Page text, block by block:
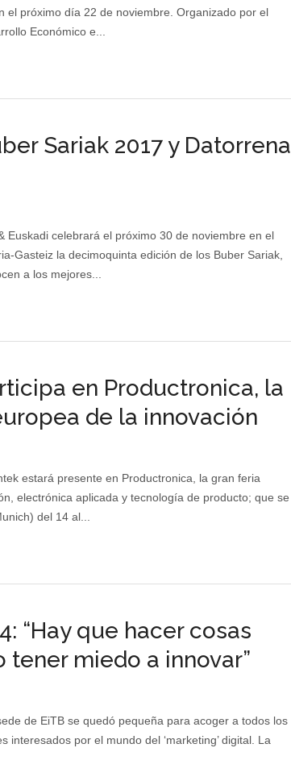
el próximo día 22 de noviembre. Organizado por el
Económico e...
Sariak 2017 y Datorrena
Euskadi celebrará el próximo 30 de noviembre en el
Gasteiz la decimoquinta edición de los Buber Sariak,
a los mejores...
en Productronica, la
de la innovación
estará presente en Productronica, la gran feria
electrónica aplicada y tecnología de producto; que se
del 14 al...
“Hay que hacer cosas
tener miedo a innovar”
de EiTB se quedó pequeña para acoger a todos los
interesados por el mundo del ‘marketing’ digital. La